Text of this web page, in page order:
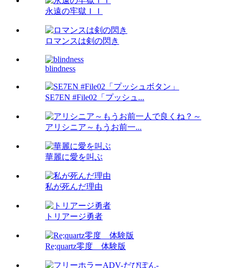
永遠の牢獄ＩＩ
ロマンスは剣の閃き
blindness
SE7EN #File02「プッシュ...
アリシニア～もうお前一...
華麗に愛を叫ぶ
私が死んだ理由
トリアージ勇者
Re;quartz零度 体験版